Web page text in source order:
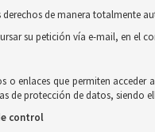
derechos de manera totalmente
su petición vía e-mail, en el
o enlaces que permiten
de protección de datos, siendo
control